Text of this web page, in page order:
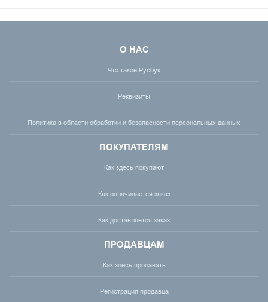
О НАС
Что такое Русбук
Реквизиты
Политика в области обработки и безопасности персональных данных
ПОКУПАТЕЛЯМ
Как здесь покупают
Как оплачивается заказ
Как доставляется заказ
ПРОДАВЦАМ
Как здесь продавать
Регистрация продавца